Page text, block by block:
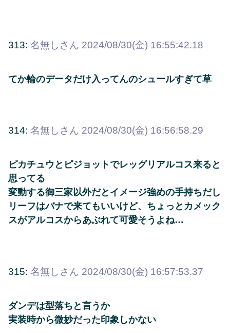
313: 名無しさん 2024/08/30(金) 16:55:42.18
てか輪のデータだけ入ってんのシュールすぎて草
314: 名無しさん 2024/08/30(金) 16:56:58.29
ピカチュウとピジョットでレッグリアルコス来ると
思ってる
変動する御三家以外だとイメージ強めの手持ちだし
リーフはバナで来てもいいけど、ちょっとカメック
スがアルコスからあぶれて可愛そうよね…
315: 名無しさん 2024/08/30(金) 16:57:53.37
ダンデは型落ちと言うか
実装時から微妙だった印象しかない